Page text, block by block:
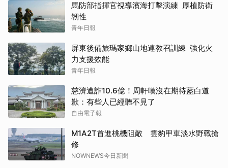
馬防部指揮官視導濱海打擊演練 厚植防衛
韌性
青年日報
屏東後備旅瑪家鄉山地連教召訓練 強化火
力支援效能
青年日報
慈濟遭詐10.6億！周軒嘆沒在期待藍白道
歉：有些人已經聽不見了
自由電子報
M1A2T首進桃機阻敵 雲豹甲車淡水野戰搶
修
NOWNEWS今日新聞